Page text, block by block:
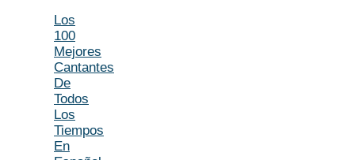
Los
100
Mejores
Cantantes
De
Todos
Los
Tiempos
En